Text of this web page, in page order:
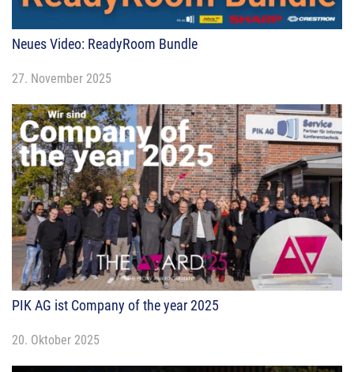
Neues Video: ReadyRoom Bundle
27. November 2025
PIK AG ist Company of the year 2025
20. Oktober 2025